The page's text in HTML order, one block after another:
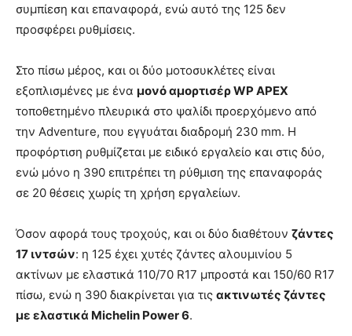
συμπίεση και επαναφορά, ενώ αυτό της 125 δεν
προσφέρει ρυθμίσεις.
Στο πίσω μέρος, και οι δύο μοτοσυκλέτες είναι
εξοπλισμένες με ένα μονό αμορτισέρ WP APEX
τοποθετημένο πλευρικά στο ψαλίδι προερχόμενο από
την Adventure, που εγγυάται διαδρομή 230 mm. Η
προφόρτιση ρυθμίζεται με ειδικό εργαλείο και στις δύο,
ενώ μόνο η 390 επιτρέπει τη ρύθμιση της επαναφοράς
σε 20 θέσεις χωρίς τη χρήση εργαλείων.
Όσον αφορά τους τροχούς, και οι δύο διαθέτουν ζάντες
17 ιντσών: η 125 έχει χυτές ζάντες αλουμινίου 5
ακτίνων με ελαστικά 110/70 R17 μπροστά και 150/60 R17
πίσω, ενώ η 390 διακρίνεται για τις ακτινωτές ζάντες
με ελαστικά Michelin Power 6.